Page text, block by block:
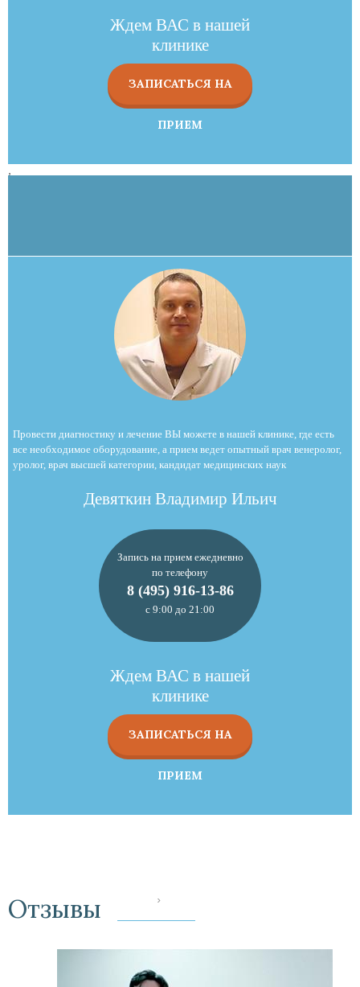
Ждем ВАС в нашей
клинике
ЗАПИСАТЬСЯ НА
ПРИЕМ
Провести диагностику и лечение ВЫ можете в нашей клинике, где есть
все необходимое оборудование, а прием ведет опытный врач венеролог,
уролог, врач высшей категории, кандидат медицинских наук
Девяткин Владимир Ильич
Запись на прием ежедневно
по телефону
8 (495) 916-13-86
с 9:00 до 21:00
Ждем ВАС в нашей
клинике
ЗАПИСАТЬСЯ НА
ПРИЕМ
Отзывы ‹